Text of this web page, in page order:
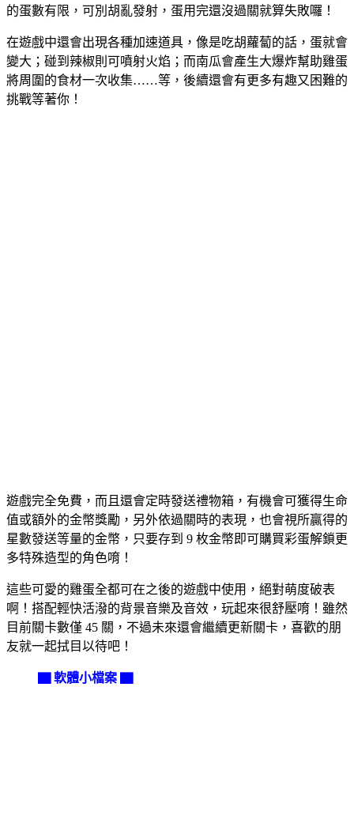
的蛋數有限，可別胡亂發射，蛋用完還沒過關就算失敗囉！
在遊戲中還會出現各種加速道具，像是吃胡蘿蔔的話，蛋就會
變大；碰到辣椒則可噴射火焰；而南瓜會產生大爆炸幫助雞蛋
將周圍的食材一次收集……等，後續還會有更多有趣又困難的
挑戰等著你！
遊戲完全免費，而且還會定時發送禮物箱，有機會可獲得生命
值或額外的金幣獎勵，另外依過關時的表現，也會視所贏得的
星數發送等量的金幣，只要存到 9 枚金幣即可購買彩蛋解鎖更
多特殊造型的角色唷！
這些可愛的雞蛋全都可在之後的遊戲中使用，絕對萌度破表
啊！搭配輕快活潑的背景音樂及音效，玩起來很舒壓唷！雖然
目前關卡數僅 45 關，不過未來還會繼續更新關卡，喜歡的朋
友就一起拭目以待吧！
▇ 軟體小檔案 ▇